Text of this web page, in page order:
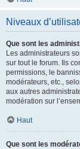
Niveaux
Que sont les
Les administrateurs
sur tout le forum. Ils
permissions, le
modérateurs, etc.,
aux autres
modération sur
Haut
Que sont les